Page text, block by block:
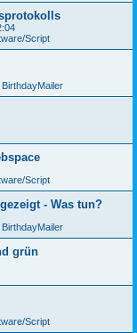
Script
Script
- Was tun?
grün
Script